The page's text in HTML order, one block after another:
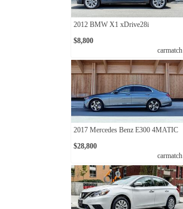
2012 BMW X1 xDrive28i
$8,800
carmatch
2017 Mercedes Benz E300 4MATIC
$28,800
carmatch